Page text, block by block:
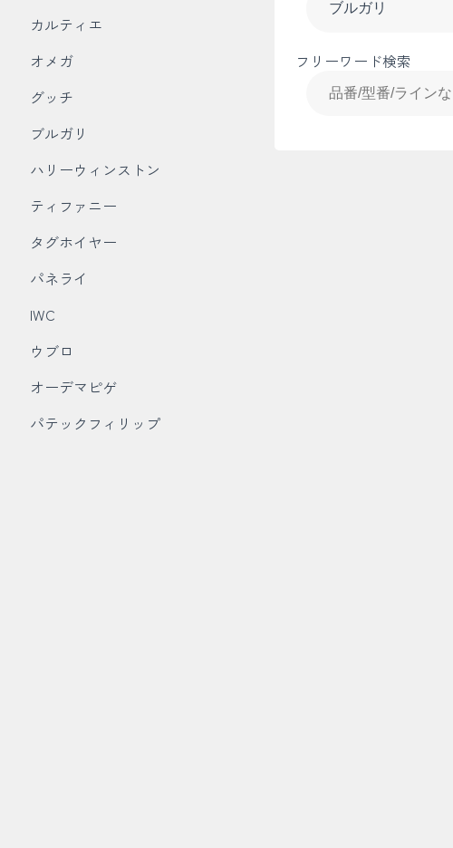
カルティエ
オメガ
グッチ
ブルガリ
ハリーウィンストン
ティファニー
タグホイヤー
パネライ
IWC
ウブロ
オーデマピゲ
パテックフィリップ
フリーワード検索